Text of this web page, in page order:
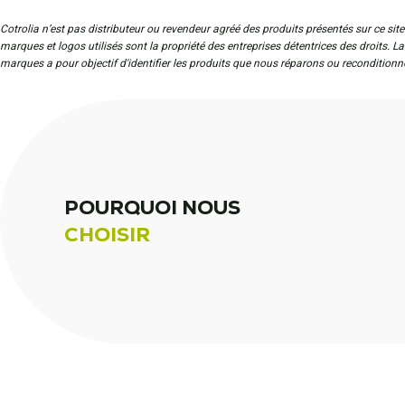
Cotrolia n’est pas distributeur ou revendeur agréé des produits présentés sur ce site
marques et logos utilisés sont la propriété des entreprises détentrices des droits.
marques a pour objectif d'identifier les produits que nous réparons ou
POURQUOI NOUS
CHOISIR